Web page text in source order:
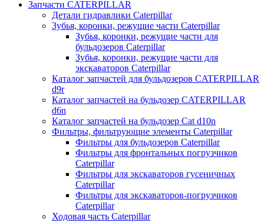
Запчасти CATERPILLAR
Детали гидравлики Caterpillar
Зубья, коронки, режущие части Caterpillar
Зубья, коронки, режущие части для
бульдозеров Caterpillar
Зубья, коронки, режущие части для
экскаваторов Caterpillar
Каталог запчастей для бульдозеров CATERPILLAR
d9r
Каталог запчастей на бульдозер CATERPILLAR
d6n
Каталог запчастей на бульдозер Сat d10n
Фильтры, фильтрующие элементы Caterpillar
Фильтры для бульдозеров Caterpillar
Фильтры для фронтальных погрузчиков
Caterpillar
Фильтры для экскаваторов гусеничных
Caterpillar
Фильтры для экскаваторов-погрузчиков
Caterpillar
Ходовая часть Caterpillar